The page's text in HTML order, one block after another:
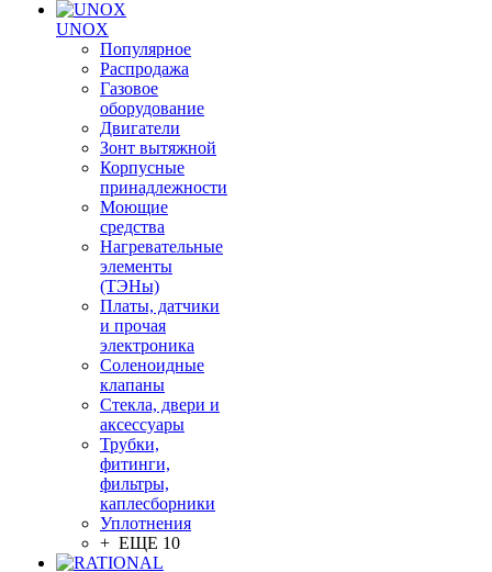
UNOX
Популярное
Распродажа
Газовое
оборудование
Двигатели
Зонт вытяжной
Корпусные
принадлежности
Моющие
средства
Нагревательные
элементы
(ТЭНы)
Платы, датчики
и прочая
электроника
Соленоидные
клапаны
Стекла, двери и
аксессуары
Трубки,
фитинги,
фильтры,
каплесборники
Уплотнения
+ ЕЩЕ 10